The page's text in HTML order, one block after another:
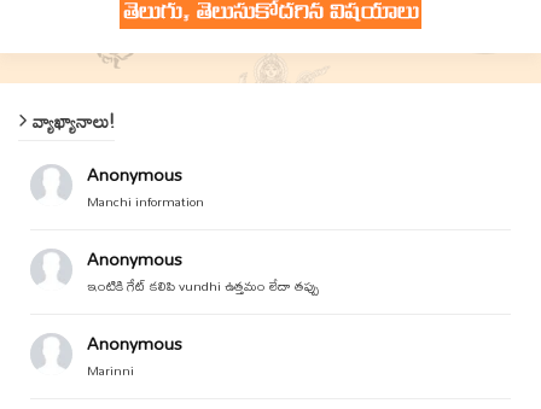
వ్యాఖ్యానాలు!
Anonymous
Manchi information
Anonymous
ఇంటికి గేట్ కలిపి vundhi ఉత్తమం లేదా తప్పు
Anonymous
Marinni